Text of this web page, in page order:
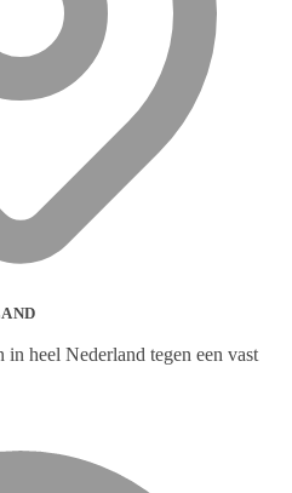
heel Nederland tegen een vast